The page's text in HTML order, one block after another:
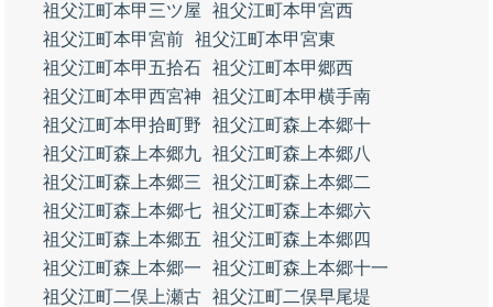
祖父江町本甲三ツ屋
祖父江町本甲宮西
祖父江町本甲宮前 祖父江町本甲宮東
祖父江町本甲五拾石 祖父江町本甲郷西
祖父江町本甲西宮神
祖父江町本甲横手南
祖父江町本甲拾町野
祖父江町森上本郷十
祖父江町森上本郷九 祖父江町森上本郷八
祖父江町森上本郷三
祖父江町森上本郷二
祖父江町森上本郷七 祖父江町森上本郷六
祖父江町森上本郷五
祖父江町森上本郷四
祖父江町森上本郷一
祖父江町森上本郷十一
祖父江町二俣上瀬古 祖父江町二俣早尾堤